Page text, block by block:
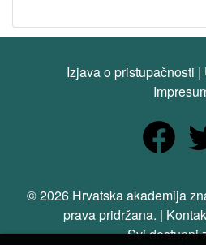
Izjava o pristupačnosti |
© 2026 Hrvatska akademija
prava pridržana. |
Svi dostupni